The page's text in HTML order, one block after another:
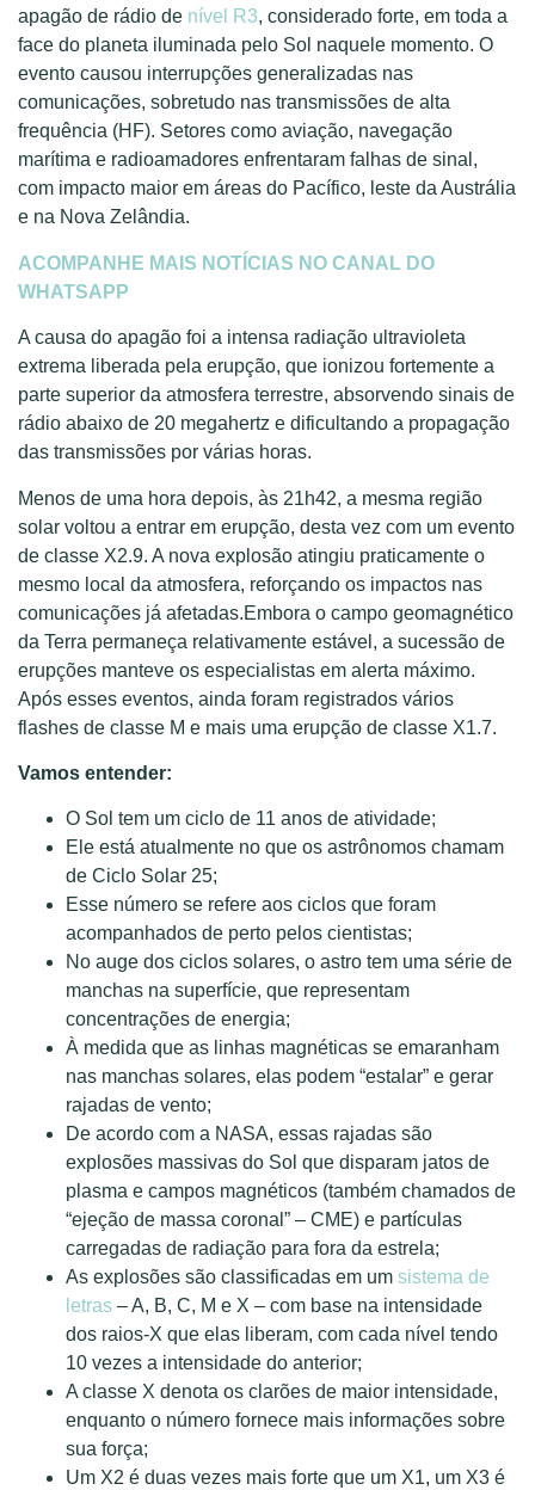
apagão de rádio de nível R3, considerado forte, em toda a
face do planeta iluminada pelo Sol naquele momento. O
evento causou interrupções generalizadas nas
comunicações, sobretudo nas transmissões de alta
frequência (HF). Setores como aviação, navegação
marítima e radioamadores enfrentaram falhas de sinal,
com impacto maior em áreas do Pacífico, leste da Austrália
e na Nova Zelândia.
ACOMPANHE MAIS NOTÍCIAS NO CANAL DO
WHATSAPP
A causa do apagão foi a intensa radiação ultravioleta
extrema liberada pela erupção, que ionizou fortemente a
parte superior da atmosfera terrestre, absorvendo sinais de
rádio abaixo de 20 megahertz e dificultando a propagação
das transmissões por várias horas.
Menos de uma hora depois, às 21h42, a mesma região
solar voltou a entrar em erupção, desta vez com um evento
de classe X2.9. A nova explosão atingiu praticamente o
mesmo local da atmosfera, reforçando os impactos nas
comunicações já afetadas.Embora o campo geomagnético
da Terra permaneça relativamente estável, a sucessão de
erupções manteve os especialistas em alerta máximo.
Após esses eventos, ainda foram registrados vários
flashes de classe M e mais uma erupção de classe X1.7.
Vamos entender:
O Sol tem um ciclo de 11 anos de atividade;
Ele está atualmente no que os astrônomos chamam
de Ciclo Solar 25;
Esse número se refere aos ciclos que foram
acompanhados de perto pelos cientistas;
No auge dos ciclos solares, o astro tem uma série de
manchas na superfície, que representam
concentrações de energia;
À medida que as linhas magnéticas se emaranham
nas manchas solares, elas podem “estalar” e gerar
rajadas de vento;
De acordo com a NASA, essas rajadas são
explosões massivas do Sol que disparam jatos de
plasma e campos magnéticos (também chamados de
“ejeção de massa coronal” – CME) e partículas
carregadas de radiação para fora da estrela;
As explosões são classificadas em um sistema de
letras – A, B, C, M e X – com base na intensidade
dos raios-X que elas liberam, com cada nível tendo
10 vezes a intensidade do anterior;
A classe X denota os clarões de maior intensidade,
enquanto o número fornece mais informações sobre
sua força;
Um X2 é duas vezes mais forte que um X1, um X3 é